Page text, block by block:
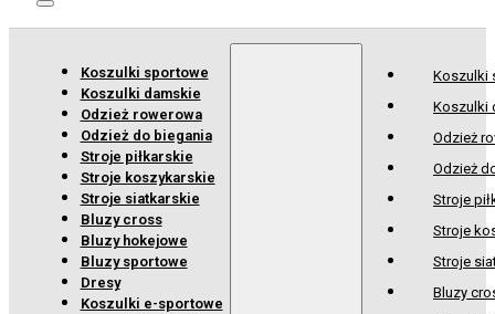
Koszulki sportowe
Koszulki damskie
Odzież rowerowa
Odzież do biegania
Stroje piłkarskie
Stroje koszykarskie
Stroje siatkarskie
Bluzy cross
Bluzy hokejowe
Bluzy sportowe
Dresy
Koszulki e-sportowe
Koszulki
Koszulki
Odzież
Odzież
Stroje
Stroje
Stroje
Bluzy